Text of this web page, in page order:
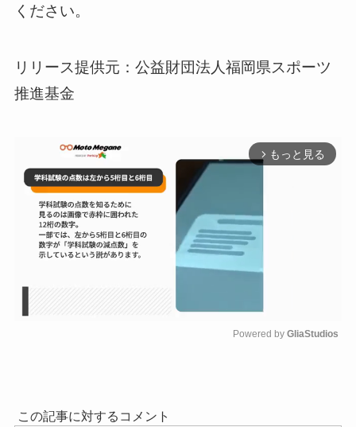
ください。
リリース提供元：公益財団法人福岡県スポーツ
推進基金
arrow_forward_ios もっと見る
Powered by GliaStudios